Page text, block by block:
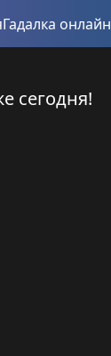
Гадалка онлайн
сегодня!